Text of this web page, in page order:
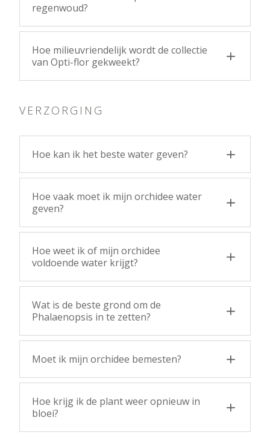
regenwoud?
Hoe milieuvriendelijk wordt de collectie
van Opti-flor gekweekt?
VERZORGING
Hoe kan ik het beste water geven?
Hoe vaak moet ik mijn orchidee water
geven?
Hoe weet ik of mijn orchidee
voldoende water krijgt?
Wat is de beste grond om de
Phalaenopsis in te zetten?
Moet ik mijn orchidee bemesten?
Hoe krijg ik de plant weer opnieuw in
bloei?